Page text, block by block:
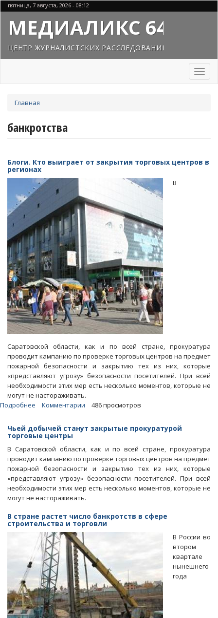
Перейти
к
основному
содержанию
пятница, 7 августа, 2026 - 08:12
МЕДИАЛИКС 64
ЦЕНТР ЖУРНАЛИСТСКИХ РАССЛЕДОВАНИЙ
Toggle
здесь
Главная
банкротства
Блоги. Кто выиграет от закрытия торговых центров в
регионах
В
Саратовской области, как и по всей стране, прокуратура
проводит кампанию по проверке торговых центров на предмет
пожарной безопасности и закрытию тех из них, которые
«представляют угрозу» безопасности посетителей. При всей
необходимости этих мер есть несколько моментов, которые не
могут не настораживать.
Подробнее
Кто
выиграет
закрытия
торговых
центров
в
регионах
Комментарии 486 просмотров
Чьей добычей станут закрытые прокуратурой
торговые центры
В Саратовской области, как и по всей стране, прокуратура
проводит кампанию по проверке торговых центров на предмет
пожарной безопасности и закрытию тех из них, которые
«представляют угрозу» безопасности посетителей. При всей
необходимости этих мер есть несколько моментов, которые не
могут не настораживать.
В стране растет число банкротств в сфере
строительства и торговли
В России во
втором
квартале
нынешнего
года